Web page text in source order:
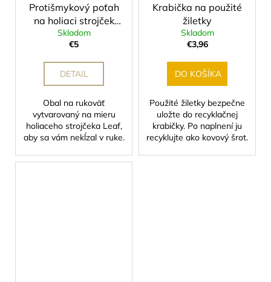
Protišmykový poťah
na holiaci strojček
LEAF
Skladom
€5
DETAIL
Obal na rukoväť
vytvarovaný na mieru
holiaceho strojčeka Leaf,
aby sa vám nekĺzal v ruke.
Krabička na použité
žiletky
Skladom
€3,96
DO KOŠÍKA
Použité žiletky bezpečne
uložte do recyklačnej
krabičky. Po naplnení ju
recyklujte ako kovový šrot.